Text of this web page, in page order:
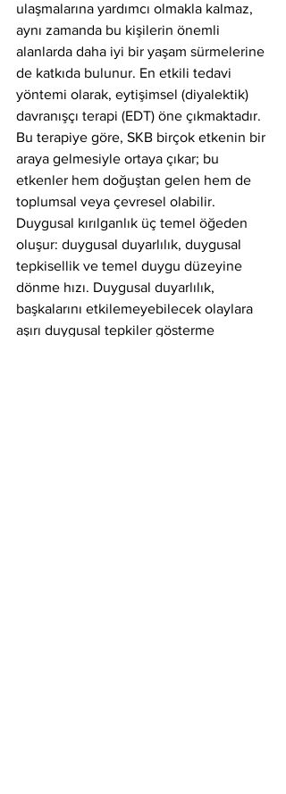
ulaşmalarına yardımcı olmakla kalmaz,
aynı zamanda bu kişilerin önemli
alanlarda daha iyi bir yaşam sürmelerine
de katkıda bulunur. En etkili tedavi
yöntemi olarak, eytişimsel (diyalektik)
davranışçı terapi (EDT) öne çıkmaktadır.
Bu terapiye göre, SKB birçok etkenin bir
araya gelmesiyle ortaya çıkar; bu
etkenler hem doğuştan gelen hem de
toplumsal veya çevresel olabilir.
Duygusal kırılganlık üç temel öğeden
oluşur: duygusal duyarlılık, duygusal
tepkisellik ve temel duygu düzeyine
dönme hızı. Duygusal duyarlılık,
başkalarını etkilemeyebilecek olaylara
aşırı duygusal tepkiler gösterme